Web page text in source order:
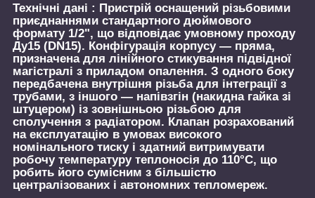
Технічні дані : Пристрій оснащений різьбовими
приєднаннями стандартного дюймового
формату 1/2", що відповідає умовному проходу
Ду15 (DN15). Конфігурація корпусу — пряма,
призначена для лінійного стикування підвідної
магістралі з приладом опалення. З одного боку
передбачена внутрішня різьба для інтеграції з
трубами, з іншого — напівзгін (накидна гайка зі
штуцером) із зовнішньою різьбою для
сполучення з радіатором. Клапан розрахований
на експлуатацію в умовах високого
номінального тиску і здатний витримувати
робочу температуру теплоносія до 110°C, що
робить його сумісним з більшістю
централізованих і автономних тепломереж.